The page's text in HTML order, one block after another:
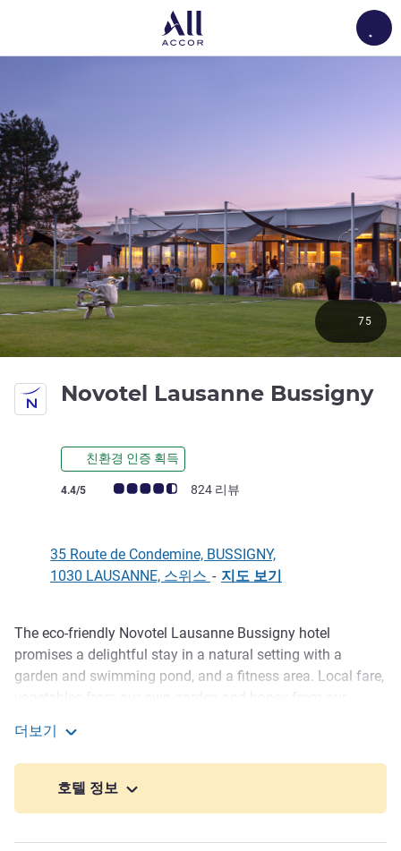
Novotel Lausanne Bussigny4
친환경 인증 획득
고객 평점 (ALL 평가)
4.4/5 824 리뷰
75
35 Route de Condemine, BUSSIGNY,
1030 LAUSANNE, 스위스 - 지도 보기
호텔설명
The eco-friendly Novotel Lausanne Bussigny hotel
promises a delightful stay in a natural setting with a
garden and swimming pond, and a fitness area. Local fare,
restaurant. 6 meeting rooms have natural daylight and
plants for a Zen atmosphere.
In the heart of French-speaking Switzerland, our hotel is an
Lake Geneva and 15 mins from the center, enjoy a nice
더보기
호텔 정보